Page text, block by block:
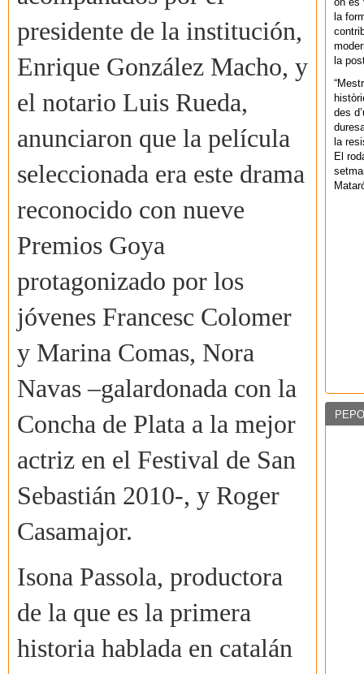
presidente de la institución,
Enrique González Macho, y
el notario Luis Rueda,
anunciaron que la película
seleccionada era este drama
reconocido con nueve
Premios Goya
protagonizado por los
jóvenes Francesc Colomer
y Marina Comas, Nora
Navas –galardonada con la
Concha de Plata a la mejor
actriz en el Festival de San
Sebastián 2010-, y Roger
Casamajor.
Isona Passola, productora
de la que es la primera
historia hablada en catalán
la
la
des
la
El